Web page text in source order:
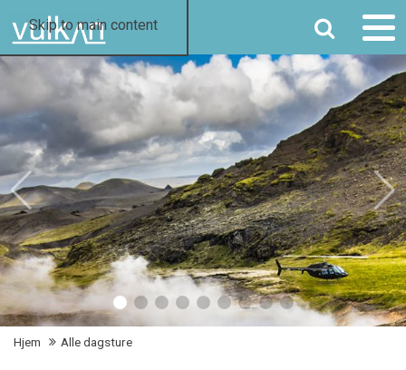
Skip to main content SØG
Hjem Alle dagsture